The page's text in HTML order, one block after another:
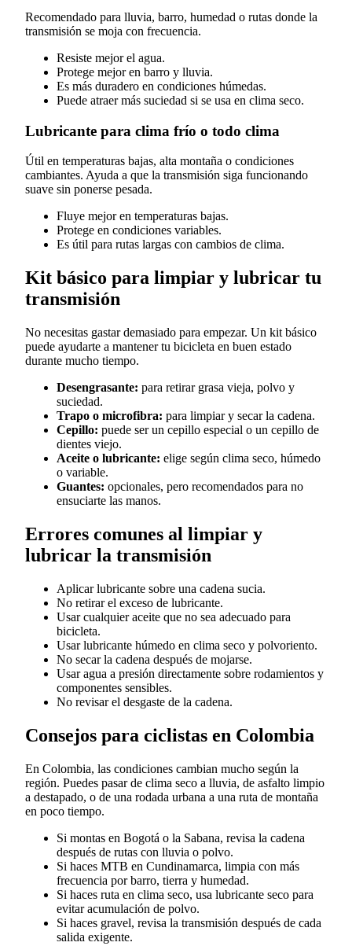
Recomendado para lluvia, barro, humedad o rutas donde la
transmisión se moja con frecuencia.
Resiste mejor el agua.
Protege mejor en barro y lluvia.
Es más duradero en condiciones húmedas.
Puede atraer más suciedad si se usa en clima seco.
Lubricante para clima frío o todo clima
Útil en temperaturas bajas, alta montaña o condiciones
cambiantes. Ayuda a que la transmisión siga funcionando
suave sin ponerse pesada.
Fluye mejor en temperaturas bajas.
Protege en condiciones variables.
Es útil para rutas largas con cambios de clima.
Kit básico para limpiar y lubricar tu
transmisión
No necesitas gastar demasiado para empezar. Un kit básico
puede ayudarte a mantener tu bicicleta en buen estado
durante mucho tiempo.
Desengrasante: para retirar grasa vieja, polvo y
suciedad.
Trapo o microfibra: para limpiar y secar la cadena.
Cepillo: puede ser un cepillo especial o un cepillo de
dientes viejo.
Aceite o lubricante: elige según clima seco, húmedo
o variable.
Guantes: opcionales, pero recomendados para no
ensuciarte las manos.
Errores comunes al limpiar y
lubricar la transmisión
Aplicar lubricante sobre una cadena sucia.
No retirar el exceso de lubricante.
Usar cualquier aceite que no sea adecuado para
bicicleta.
Usar lubricante húmedo en clima seco y polvoriento.
No secar la cadena después de mojarse.
Usar agua a presión directamente sobre rodamientos y
componentes sensibles.
No revisar el desgaste de la cadena.
Consejos para ciclistas en Colombia
En Colombia, las condiciones cambian mucho según la
región. Puedes pasar de clima seco a lluvia, de asfalto limpio
a destapado, o de una rodada urbana a una ruta de montaña
en poco tiempo.
Si montas en Bogotá o la Sabana, revisa la cadena
después de rutas con lluvia o polvo.
Si haces MTB en Cundinamarca, limpia con más
frecuencia por barro, tierra y humedad.
Si haces ruta en clima seco, usa lubricante seco para
evitar acumulación de polvo.
Si haces gravel, revisa la transmisión después de cada
salida exigente.